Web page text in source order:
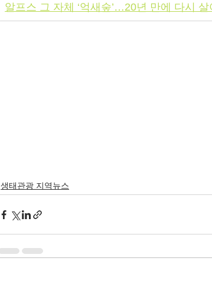
알프스 그 자체 ‘억새숲’…20년 만에 다시 살
생태관광 지역뉴스